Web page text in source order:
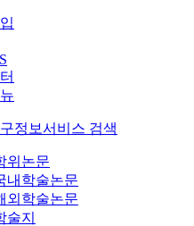
정보서비스 검색
위논문
내학술논문
외학술논문
술지